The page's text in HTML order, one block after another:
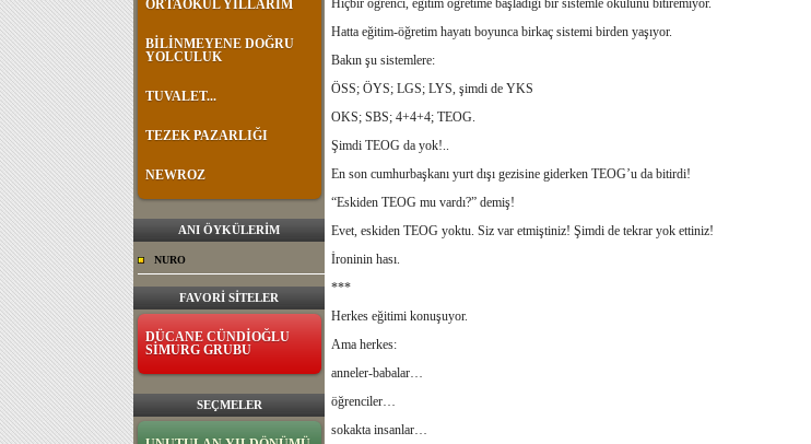
ORTAOKUL YILLARIM
BİLİNMEYENE DOĞRU
YOLCULUK
TUVALET...
TEZEK PAZARLIĞI
NEWROZ
ANI ÖYKÜLERİM
NURO
FAVORİ SİTELER
DÜCANE CÜNDİOĞLU
SİMURG GRUBU
SEÇMELER
Hiçbir öğrenci, eğitim öğretime başladığı bir sistemle okulunu bitiremiyor.
Hatta eğitim-öğretim hayatı boyunca birkaç sistemi birden yaşıyor.
Bakın şu sistemlere:
ÖSS; ÖYS; LGS; LYS, şimdi de YKS
OKS; SBS; 4+4+4; TEOG.
Şimdi TEOG da yok!..
En son cumhurbaşkanı yurt dışı gezisine giderken TEOG’u da bitirdi!
“Eskiden TEOG mu vardı?” demiş!
Evet, eskiden TEOG yoktu. Siz var etmiştiniz! Şimdi de tekrar yok ettiniz!
İroninin hası.
***
Herkes eğitimi konuşuyor.
Ama herkes:
anneler-babalar…
öğrenciler…
sokakta insanlar…